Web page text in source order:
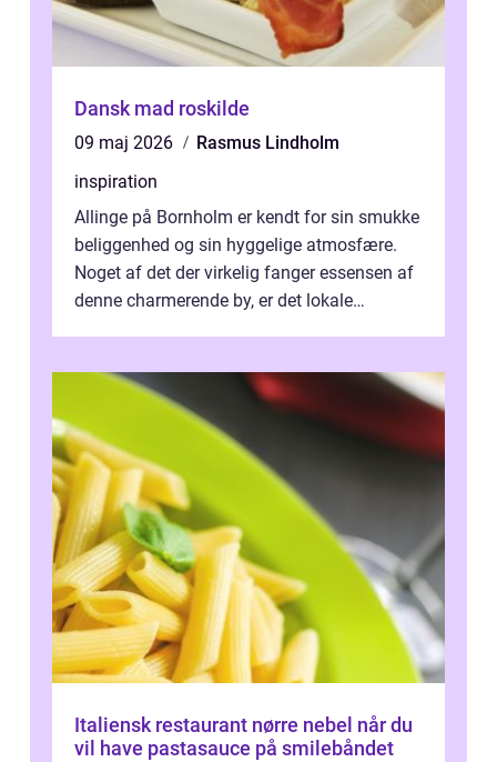
Dansk mad roskilde
09 maj 2026
Rasmus Lindholm
inspiration
Allinge på Bornholm er kendt for sin smukke
beliggenhed og sin hyggelige atmosfære.
Noget af det der virkelig fanger essensen af
denne charmerende by, er det lokale
Italiensk restaurant nørre nebel når du
vil have pastasauce på smilebåndet